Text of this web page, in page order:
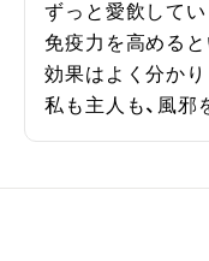
ずっと愛飲してい
免疫力を高めると
効果はよく分かり
私も主人も、風邪